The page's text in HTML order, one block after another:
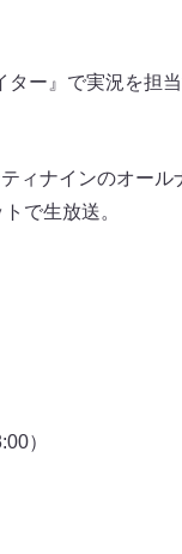
ー』で実況を担
ィナインのオール
で生放送。
）